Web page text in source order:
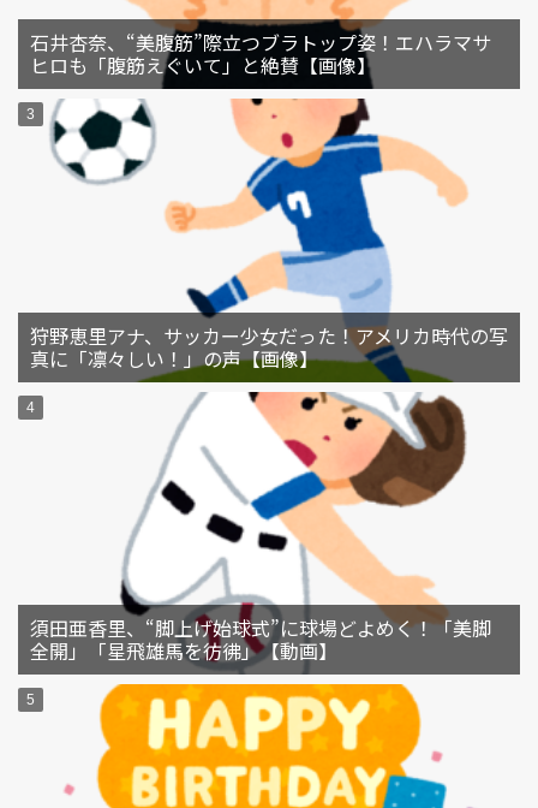
石井杏奈、“美腹筋”際立つブラトップ姿！エハラマサ
ヒロも「腹筋えぐいて」と絶賛【画像】
狩野恵里アナ、サッカー少女だった！アメリカ時代の写
真に「凛々しい！」の声【画像】
須田亜香里、“脚上げ始球式”に球場どよめく！「美脚
全開」「星飛雄馬を彷彿」【動画】